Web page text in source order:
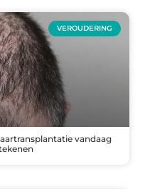
VEROUDERING
vandaag